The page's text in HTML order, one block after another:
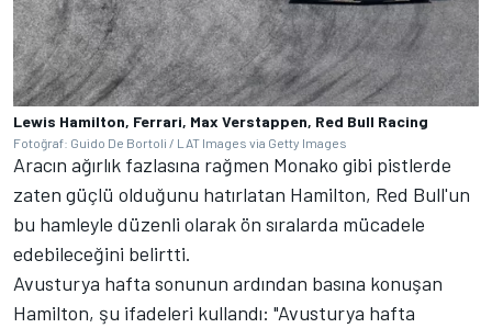
Lewis Hamilton, Ferrari, Max Verstappen, Red Bull Racing
Fotoğraf: Guido De Bortoli / LAT Images via Getty Images
Aracın ağırlık fazlasına rağmen Monako gibi pistlerde
zaten güçlü olduğunu hatırlatan Hamilton, Red Bull'un
bu hamleyle düzenli olarak ön sıralarda mücadele
edebileceğini belirtti.
Avusturya hafta sonunun ardından basına konuşan
Hamilton, şu ifadeleri kullandı: "Avusturya hafta